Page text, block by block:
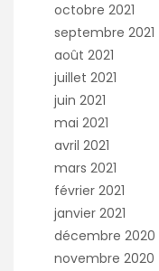
octobre 2021
septembre 2021
août 2021
juillet 2021
juin 2021
mai 2021
avril 2021
mars 2021
février 2021
janvier 2021
décembre 2020
novembre 2020